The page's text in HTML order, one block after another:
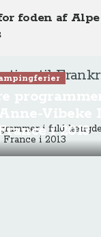
foden af Alpe
til
i 2013